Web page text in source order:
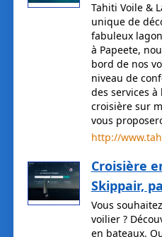
Tahiti Voile &
unique de
fabuleux
à Papeete,
bord de nos
niveau de
des services
croisière sur
vous
http://
Croisière
Skippair,
Vous
voilier ?
en bateaux.